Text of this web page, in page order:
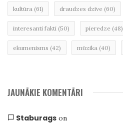
kultūra (61) draudzes dzīve (60)
interesanti fakti (50) pieredze (48)
ekumenisms (42) mūzika (40)
JAUNĀKIE KOMENTĀRI
Staburagson